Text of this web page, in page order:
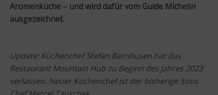
Aromenküche – und wird dafür vom Guide Michelin
ausgezeichnet.
Update: Küchenchef Stefan Barnhusen hat das
Restaurant Mountain Hub zu Beginn des Jahres 2023
verlassen. Neuer Küchenchef ist der bisherige Sous